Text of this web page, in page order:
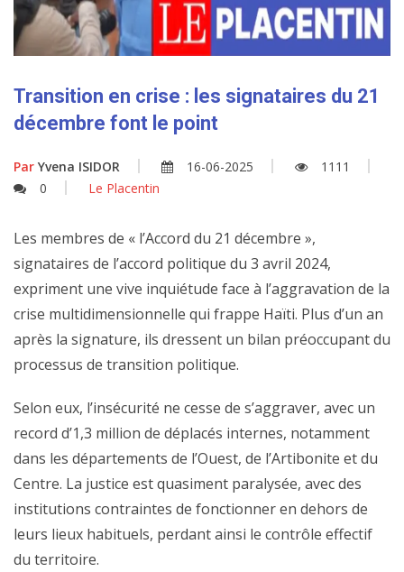
Transition en crise : les signataires du 21
décembre font le point
Par Yvena ISIDOR 16-06-2025
1111
0
Le Placentin
Les membres de « l’Accord du 21 décembre »,
signataires de l’accord politique du 3 avril 2024,
expriment une vive inquiétude face à l’aggravation de la
crise multidimensionnelle qui frappe Haïti. Plus d’un an
après la signature, ils dressent un bilan préoccupant du
processus de transition politique.
Selon eux, l’insécurité ne cesse de s’aggraver, avec un
record d’1,3 million de déplacés internes, notamment
dans les départements de l’Ouest, de l’Artibonite et du
Centre. La justice est quasiment paralysée, avec des
institutions contraintes de fonctionner en dehors de
leurs lieux habituels, perdant ainsi le contrôle effectif
du territoire.